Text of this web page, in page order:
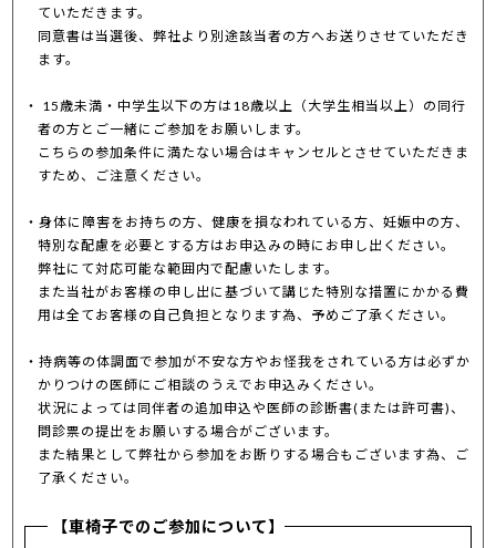
ていただきます。
同意書は当選後、弊社より別途該当者の方へお送りさせていただき
ます。
15歳未満・中学生以下の方は18歳以上（大学生相当以上）の同行
者の方とご一緒にご参加をお願いします。
こちらの参加条件に満たない場合はキャンセルとさせていただきま
すため、ご注意ください。
身体に障害をお持ちの方、健康を損なわれている方、妊娠中の方、
特別な配慮を必要とする方はお申込みの時にお申し出ください。
弊社にて対応可能な範囲内で配慮いたします。
また当社がお客様の申し出に基づいて講じた特別な措置にかかる費
用は全てお客様の自己負担となります為、予めご了承ください。
持病等の体調面で参加が不安な方やお怪我をされている方は必ずか
かりつけの医師にご相談のうえでお申込みください。
状況によっては同伴者の追加申込や医師の診断書(または許可書)、
問診票の提出をお願いする場合がございます。
また結果として弊社から参加をお断りする場合もございます為、ご
了承ください。
【車椅子でのご参加について】